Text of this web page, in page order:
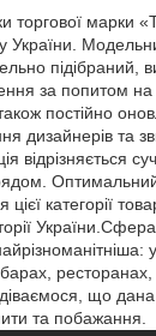
торгової марки
України.
підібраний,
за попитом
постійно
дизайнерів та
відрізняється
Оптимальний
категорії
ресторанах,
що дана
та побажання.